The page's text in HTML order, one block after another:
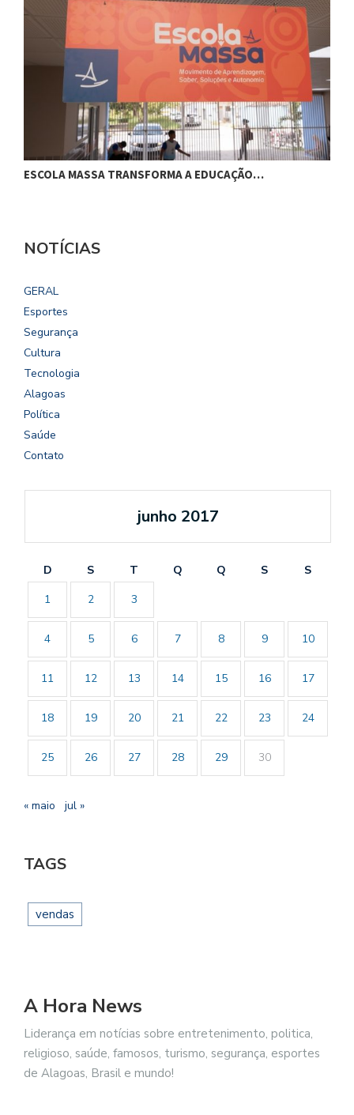
ESCOLA MASSA TRANSFORMA A EDUCAÇÃO…
NOTÍCIAS
GERAL
Esportes
Segurança
Cultura
Tecnologia
Alagoas
Política
Saúde
Contato
junho 2017
D S T Q Q S
S
1
2 3
4 5 6 7 8 9 10
11 12 13 14 15 16 17
18 19 20 21 22 23 24
25 26 27 28 29 30
« maio jul »
TAGS
vendas
A Hora News
Liderança em notícias sobre entretenimento, politica,
religioso, saúde, famosos, turismo, segurança, esportes
de Alagoas, Brasil e mundo!